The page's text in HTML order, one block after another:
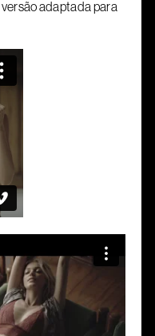
adaptada para